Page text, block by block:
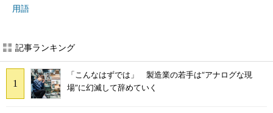
用語
記事ランキング
「こんなはずでは」 製造業の若手は“アナログな現
場”に幻滅して辞めていく